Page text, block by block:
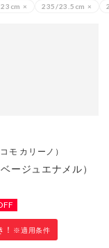
× 235/23.5cm ×
モ カリーノ）
ージュエナメル）
※適用条件